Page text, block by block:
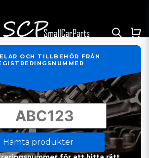
OCH TILLBEHÖR FRÅN
Hämta produkter